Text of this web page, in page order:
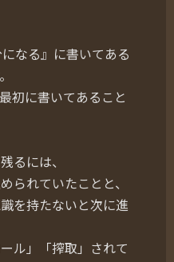
なる』に書いてある
初に書いてあること
るには、
られていたことと、
を持たないと次に進
ル」「搾取」されて